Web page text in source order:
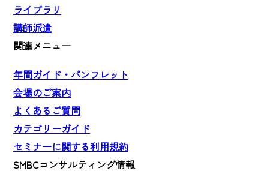
ライブラリ
講師派遣
関連メニュー
年間ガイド・パンフレット
会場のご案内
よくあるご質問
カテゴリーガイド
セミナーに関する利用規約
SMBCコンサルティング情報